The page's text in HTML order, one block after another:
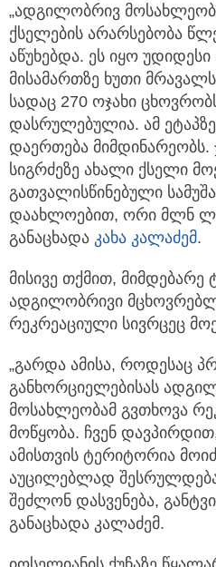
„ადგილობრივ
ქსელების არარსებობა
აწუხებდა. ეს იყო
მისამართზე ხუთი
სადაც 270 ოჯახი
დასრულებულია. ამ
დაერთება მიმდინარეობს.
სიგრძეზე ახალი ქსელი
გათვალისწინებული
დაახლოებით, ორი მლნ
განაცხადა კახა კალაძემ.
მისივე თქმით, მიმდებარე
ადგილობრივი
რეკრეაციული სივრცეც
„გარდა ამისა, როდესაც
განხორციელებისას
მოსახლეობამ გვთხოვა
მოწყობა. ჩვენ
ამისთვის ტერიტორია
აუცილებლად
შეძლონ დასვენება,
განაცხადა კალაძემ.